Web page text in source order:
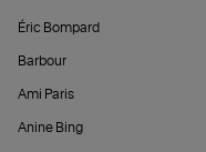
Éric Bompard
Barbour
Ami Paris
Anine Bing